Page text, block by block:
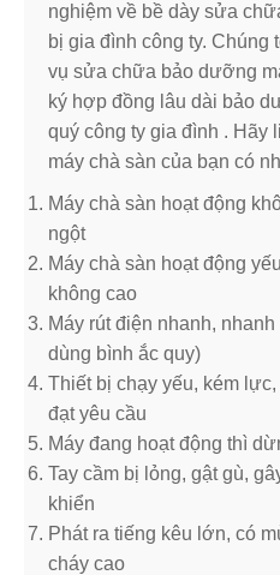
nghiệm về bề dày sửa
bị gia đình công ty. Chúng
vụ sửa chữa bảo dưỡng
ký hợp đồng lâu dài bảo
quý công ty gia đình . Hãy
máy chà sàn của bạn có
Máy chà sàn hoạt động
ngột
Máy chà sàn hoạt động
không cao
Máy rút điện nhanh,
dùng bình ắc quy)
Thiết bị chạy yếu, kém
đạt yêu cầu
Máy đang hoạt động thì
Tay cầm bị lỏng, gật gù,
khiển
Phát ra tiếng kêu lớn, có
cháy cao